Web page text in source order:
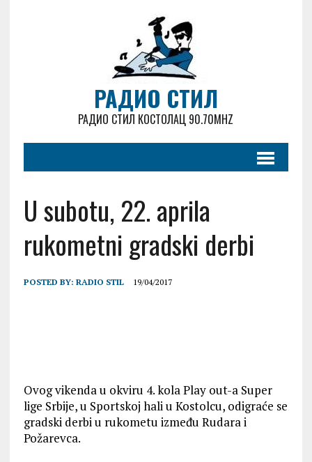
РАДИО СТИЛ
РАДИО СТИЛ КОСТОЛАЦ 90.70MHZ
U subotu, 22. aprila
rukometni gradski derbi
POSTED BY: RADIO STIL 19/04/2017
Ovog vikenda u okviru 4. kola Play out-a Super
lige Srbije, u Sportskoj hali u Kostolcu, odigraće se
gradski derbi u rukometu između Rudara i
Požarevca.